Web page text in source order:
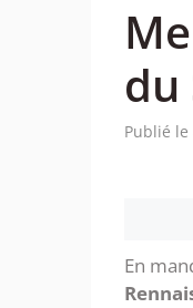
du
Publié le
En